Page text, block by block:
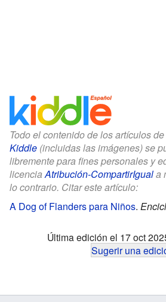
Todo el contenido de los artículos
Kiddle (incluidas las imágenes) se
libremente para fines personales y
licenciaAtribución-CompartirIguala
lo contrario. Citar este artículo:
A Dog of Flanders para Niños.
Última edición el 17 oct
Sugerir una